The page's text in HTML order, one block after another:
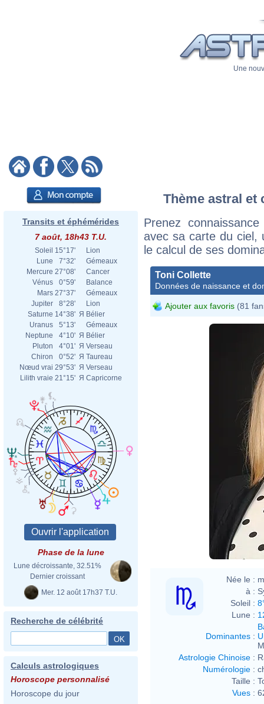
Une
Transits et éphémérides
7 août, 18h43 T.U.
Soleil 15°17'
Lion
Lune
7°32'
Gémeaux
Mercure 27°08'
Cancer
Vénus
0°59'
Balance
Mars 27°37'
Gémeaux
Jupiter
8°28'
Lion
Saturne 14°38' Я Bélier
Uranus
5°13'
Gémeaux
Neptune
4°10' Я Bélier
Pluton
4°01' Я Verseau
Chiron
0°52' Я Taureau
Nœud vrai 29°53' Я Verseau
Lilith vraie 21°15' Я Capricorne
Phase de la lune
Lune décroissante, 32.51%
Dernier croissant
Mer. 12 août 17h37 T.U.
Recherche de célébrité
Calculs astrologiques
Horoscope personnalisé
Horoscope du jour
Thème astral et
Prenez
avec sa carte du ciel,
le calcul de ses
Toni Collette
Données de naissance et
Ajouter aux favoris (81
Eva
Née le :
à :
Soleil :
Lune :
Dominantes :
Astrologie Chinoise :
Numérologie :
Taille :
Vues :